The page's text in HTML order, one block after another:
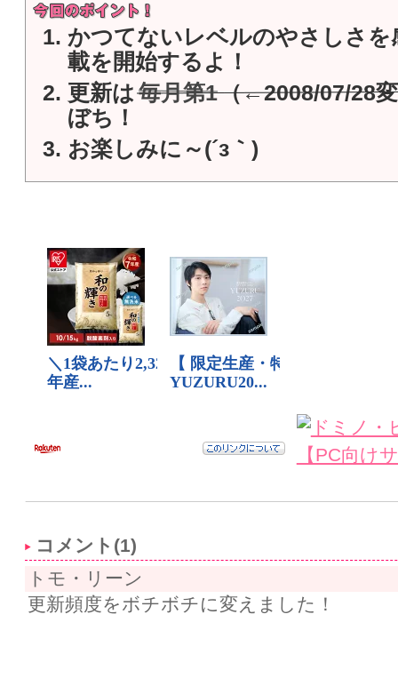
かつてないレベルのやさしさを
載を開始するよ！
更新は 毎月第1（←2008/07/28
ぼち！
お楽しみに～(´з｀)
コメント(1)
トモ・リーン
更新頻度をボチボチに変えました！